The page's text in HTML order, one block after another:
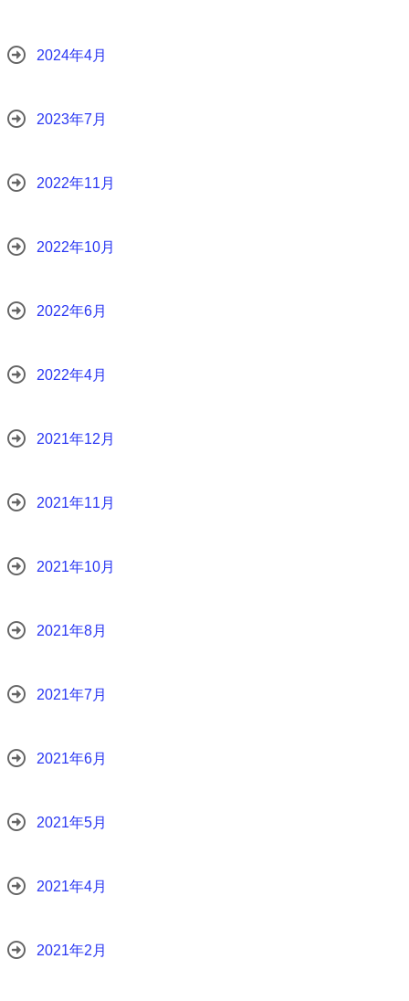
2024年4月
2023年7月
2022年11月
2022年10月
2022年6月
2022年4月
2021年12月
2021年11月
2021年10月
2021年8月
2021年7月
2021年6月
2021年5月
2021年4月
2021年2月